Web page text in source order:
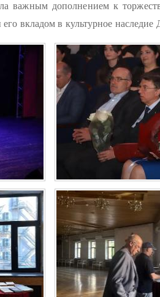
важным дополнением к
вкладом в культурное наследие